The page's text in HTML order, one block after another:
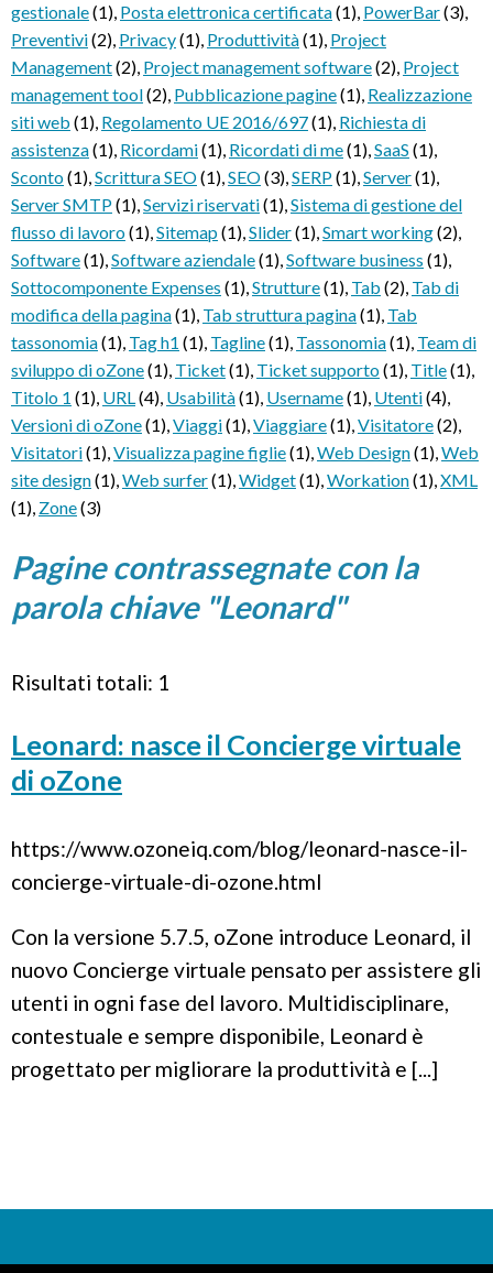
gestionale(1), Posta elettronica certificata(1), PowerBar(3),
Preventivi(2), Privacy(1), Produttività(1), Project
Management(2), Project management software(2), Project
management tool(2), Pubblicazione pagine(1), Realizzazione
siti web (1), Regolamento UE 2016/697(1), Richiesta di
assistenza(1), Ricordami(1), Ricordati di me(1),SaaS (1),
Sconto(1),Scrittura SEO(1),SEO(3),SERP(1),Server(1),
Server SMTP(1),Servizi riservati(1),Sistema di gestione del
flusso di lavoro(1),Sitemap(1),Slider(1),Smart working(2),
Software(1),Software aziendale(1),Software business (1),
Sottocomponente Expenses (1),Strutture(1), Tab (2), Tab di
modifica della pagina(1), Tab struttura pagina(1), Tab
tassonomia(1), Tag h1 (1), Tagline(1), Tassonomia(1), Team di
sviluppo di oZone(1), Ticket(1), Ticket supporto(1), Title(1),
Titolo 1 (1), URL(4), Usabilità(1), Username(1), Utenti(4),
Versioni di oZone(1),Viaggi(1),Viaggiare(1),Visitatore(2),
Visitatori(1),Visualizza pagine figlie(1),Web Design(1),Web
site design(1),Web surfer(1),Widget(1),Workation(1),XML
(1), Zone(3)
Pagine contrassegnate con la
parola chiave "Leonard"
Risultati totali: 1
Leonard: nasce il Concierge virtuale
di oZone
https://www.ozoneiq.com/blog/leonard-nasce-il-
concierge-virtuale-di-ozone.html
Con la versione 5.7.5, oZone introduce Leonard, il
nuovo Concierge virtuale pensato per assistere gli
utenti in ogni fase del lavoro. Multidisciplinare,
contestuale e sempre disponibile, Leonard è
progettato per migliorare la produttività e [...]